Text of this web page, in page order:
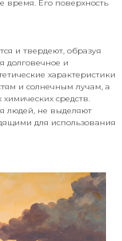
время. Его поверхность
и твердеют, образуя
долговечное и
характеристики
и солнечным лучам, а
средств.
людей, не выделяют
для использования